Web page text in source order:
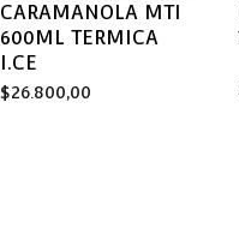
CARAMANOLA MTI
600ML TERMICA
I.CE
$26.800,00